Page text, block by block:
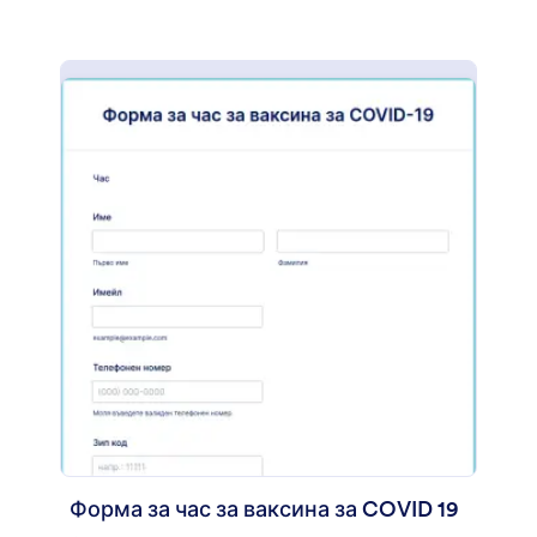
клиента просто трябва да постави отметка в
квадратчето, за да потвърди. Този шаблон
използва инструмента за абзаци за показване
информация и специални инструкции. Този
шаблон на форма също използва полето
"Подпис", за да прихване дигитални я подпис на
клиента и фризьора. Персонализирайте този
тема и добавите логото на вашия салон, чрез
конструктора на форми.
Форма за час за ваксина за COVID 19